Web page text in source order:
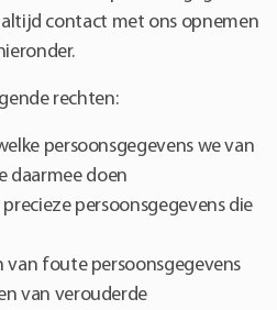
contact met ons opnemen
rechten:
persoonsgegevens we van
daarmee doen
persoonsgegevens die
van foute persoonsgegevens
van verouderde